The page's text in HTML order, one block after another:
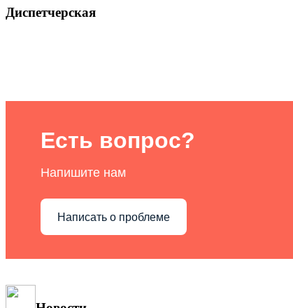
Диспетчерская
Есть вопрос?
Напишите нам
Написать о проблеме